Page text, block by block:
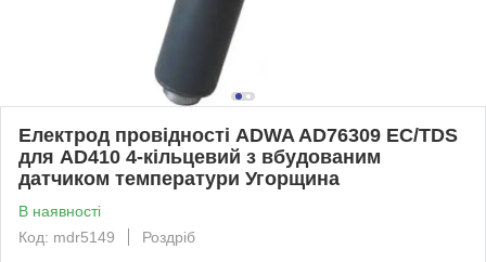
Електрод провідності ADWA AD76309 EC/TDS
для AD410 4-кільцевий з вбудованим
датчиком температури Угорщина
В наявності
Код: mdr5149
Роздріб